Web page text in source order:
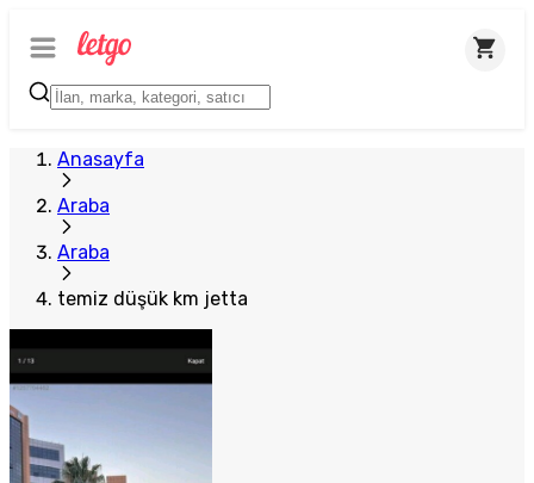
Anasayfa
Araba
Araba
temiz düşük km jetta